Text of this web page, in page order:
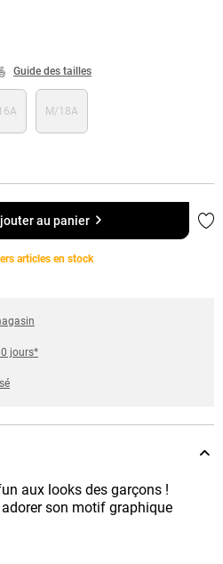
Guide des tailles
M/18A
au panier
articles en stock
jours*
aux looks des garçons !
son motif graphique